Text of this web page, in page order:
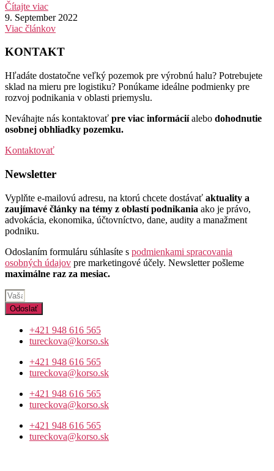
Čítajte viac
9. September 2022
Viac článkov
KONTAKT
Hľadáte dostatočne veľký pozemok pre výrobnú halu? Potrebujete
sklad na mieru pre logistiku? Ponúkame ideálne podmienky pre
rozvoj podnikania v oblasti priemyslu.
Neváhajte nás kontaktovať pre viac informáciíalebo dohodnutie
osobnej obhliadky pozemku.
Kontaktovať
Newsletter
Vyplňte e-mailovú adresu, na ktorú chcete dostávať aktuality a
zaujímavé články na témy z oblastí podnikania ako je právo,
advokácia, ekonomika, účtovníctvo, dane, audity a manažment
podniku.
Odoslaním formuláru súhlasíte s podmienkami spracovania
osobných údajov pre marketingové účely. Newsletter pošleme
maximálne raz za mesiac.
Odoslať
+421 948 616 565
tureckova@korso.sk
+421 948 616 565
tureckova@korso.sk
+421 948 616 565
tureckova@korso.sk
+421 948 616 565
tureckova@korso.sk